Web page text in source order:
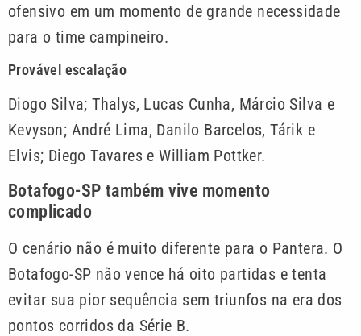
ofensivo em um momento de grande necessidade
para o time campineiro.
Provável escalação
Diogo Silva; Thalys, Lucas Cunha, Márcio Silva e
Kevyson; André Lima, Danilo Barcelos, Tárik e
Elvis; Diego Tavares e William Pottker.
Botafogo-SP também vive momento
complicado
O cenário não é muito diferente para o Pantera. O
Botafogo-SP não vence há oito partidas e tenta
evitar sua pior sequência sem triunfos na era dos
pontos corridos da Série B.